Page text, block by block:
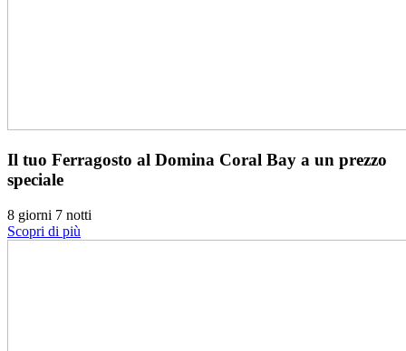
Il tuo Ferragosto al Domina Coral Bay a un prezzo
speciale
8 giorni 7 notti
Scopri di più